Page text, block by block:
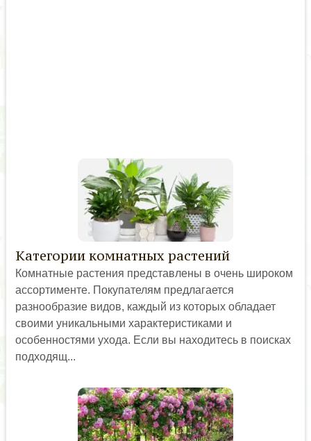
Категории комнатных растений
Комнатные растения представлены в очень широком
ассортименте. Покупателям предлагается
разнообразие видов, каждый из которых обладает
своими уникальными характеристиками и
особенностями ухода. Если вы находитесь в поисках
подходящ...